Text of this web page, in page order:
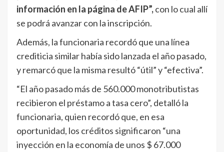
información en la página de AFIP”,con lo cual allí
se podrá avanzar con la inscripción.
Además, la funcionaria recordó que una línea
crediticia similar había sido lanzada el año pasado,
y remarcó que la misma resultó “útil” y “efectiva”.
“El año pasado más de 560.000 monotributistas
recibieron el préstamo a tasa cero”, detalló la
funcionaria, quien recordó que, en esa
oportunidad, los créditos significaron “una
inyección en la economía de unos $ 67.000